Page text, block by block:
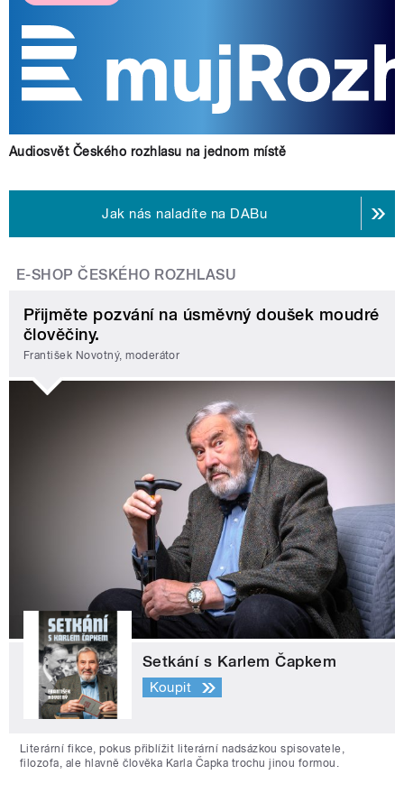
Audiosvět Českého rozhlasu na jednom místě
Jak nás naladíte na DABu
E-SHOP ČESKÉHO ROZHLASU
Přijměte pozvání na úsměvný doušek moudré
člověčiny.
František Novotný, moderátor
Setkání s Karlem Čapkem
Koupit
Literární fikce, pokus přiblížit literární nadsázkou spisovatele,
filozofa, ale hlavně člověka Karla Čapka trochu jinou formou.